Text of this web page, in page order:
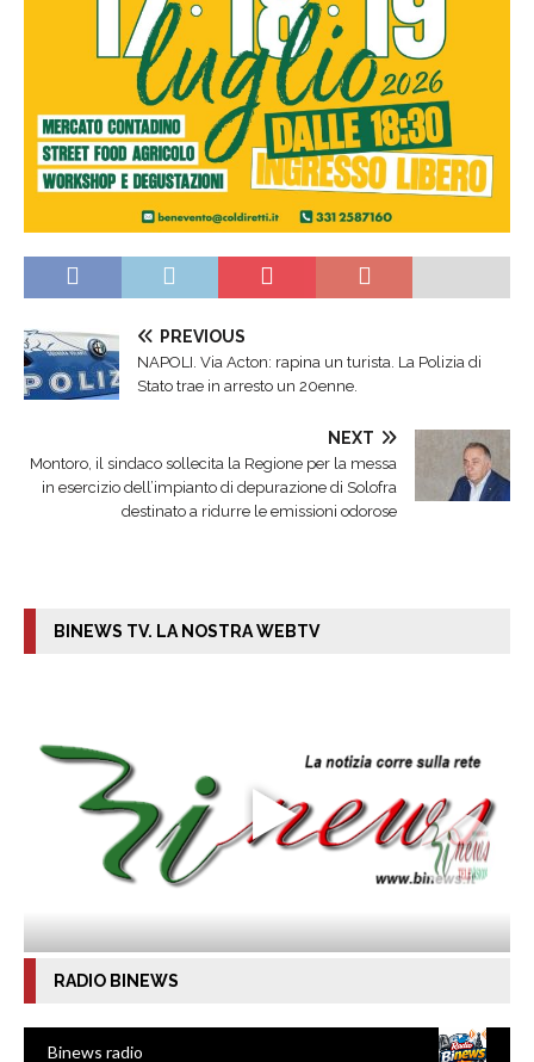
PREVIOUS
NAPOLI. Via Acton: rapina un turista. La Polizia di
Stato trae in arresto un 20enne.
NEXT
Montoro, il sindaco sollecita la Regione per la messa
in esercizio dell’impianto di depurazione di Solofra
destinato a ridurre le emissioni odorose
BINEWS TV. LA NOSTRA WEBTV
RADIO BINEWS